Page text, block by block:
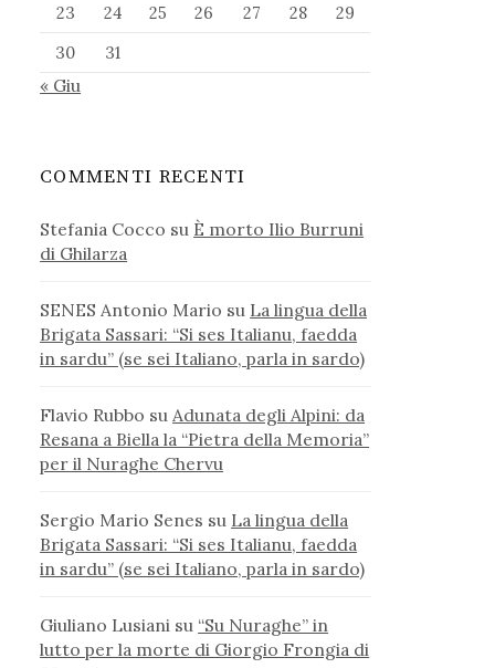
23
24 25 26 27 28
29
30
31
« Giu
COMMENTI RECENTI
Stefania Cocco su È morto Ilio Burruni
di Ghilarza
SENES Antonio Mario su La lingua della
Brigata Sassari: “Si ses Italianu, faedda
in sardu” (se sei Italiano, parla in sardo)
Flavio Rubbo su Adunata degli Alpini: da
Resana a Biella la “Pietra della Memoria”
per il Nuraghe Chervu
Sergio Mario Senes su La lingua della
Brigata Sassari: “Si ses Italianu, faedda
in sardu” (se sei Italiano, parla in sardo)
Giuliano Lusiani su “Su Nuraghe” in
lutto per la morte di Giorgio Frongia di